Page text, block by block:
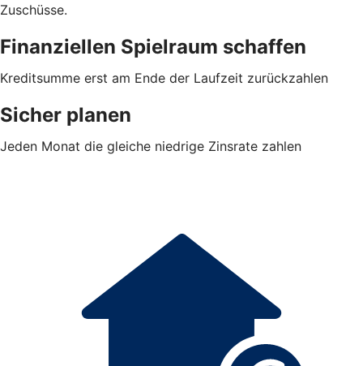
Zuschüsse.
Finanziellen Spielraum schaffen
Kreditsumme erst am Ende der Laufzeit zurückzahlen
Sicher planen
Jeden Monat die gleiche niedrige Zinsrate zahlen